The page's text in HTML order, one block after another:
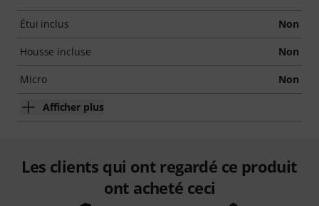
Étui inclus Non
Housse incluse Non
Micro Non
Afficher plus
Les clients qui ont regardé ce produit
ont acheté ceci